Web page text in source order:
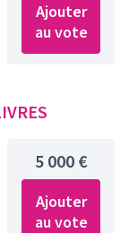
Ajouter
au vote
5 000 €
Ajouter
au vote